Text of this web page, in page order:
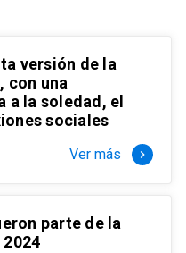
versión de la
con una
a la soledad, el
sociales
Ver más keyboard_arrow_right
parte de la